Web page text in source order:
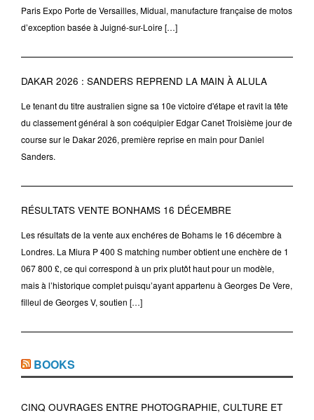
Paris Expo Porte de Versailles, Midual, manufacture française de motos
d’exception basée à Juigné-sur-Loire […]
DAKAR 2026 : SANDERS REPREND LA MAIN À ALULA
Le tenant du titre australien signe sa 10e victoire d'étape et ravit la tête
du classement général à son coéquipier Edgar Canet Troisième jour de
course sur le Dakar 2026, première reprise en main pour Daniel
Sanders.
RÉSULTATS VENTE BONHAMS 16 DÉCEMBRE
Les résultats de la vente aux enchéres de Bohams le 16 décembre à
Londres. La Miura P 400 S matching number obtient une enchère de 1
067 800 £, ce qui correspond à un prix plutôt haut pour un modèle,
mais à l’historique complet puisqu’ayant appartenu à Georges De Vere,
filleul de Georges V, soutien […]
BOOKS
CINQ OUVRAGES ENTRE PHOTOGRAPHIE, CULTURE ET